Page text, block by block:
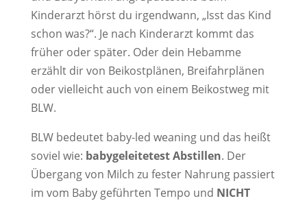
Kinderarzt hörst du irgendwann, „Isst das Kind
schon was?“. Je nach Kinderarzt kommt das
früher oder später. Oder dein Hebamme
erzählt dir von Beikostplänen, Breifahrplänen
oder vielleicht auch von einem Beikostweg mit
BLW.
BLW bedeutet baby-led weaning und das heißt
soviel wie: babygeleitetest Abstillen. Der
Übergang von Milch zu fester Nahrung passiert
im vom Baby geführten Tempo und NICHT